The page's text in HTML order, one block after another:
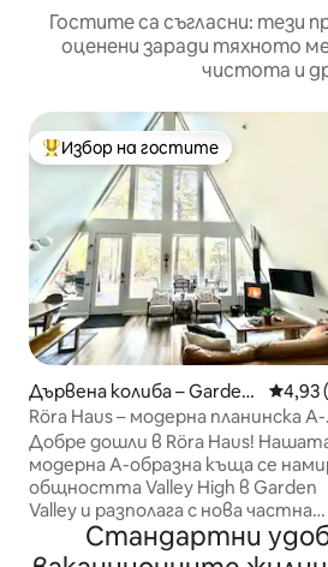
Гостите са съгласни: тези
оценени заради тяхното
чистота и
Най-популярен избор на гостите
Избор на гостите
Дървена колиба – Garden
Valley
4,93
Röra Haus – модерна планинска А-
образна къща със сауна
Добре дошли в Röra Haus!
модерна А-образна къща се
общността Valley High в Garden
Valley и разполага с нова частна
бъчкова сауна! На минути от
голф игрището Terrace Lakes и
Стандартни